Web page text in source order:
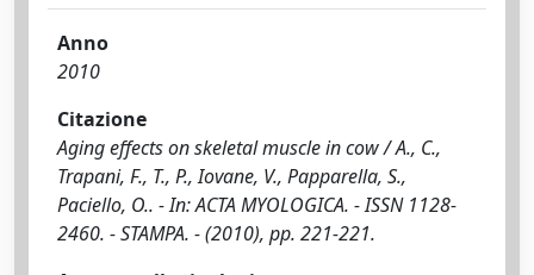
Anno
2010
Citazione
Aging effects on skeletal muscle in cow / A., C.,
Trapani, F., T., P., Iovane, V., Papparella, S.,
Paciello, O.. - In: ACTA MYOLOGICA. - ISSN 1128-
2460. - STAMPA. - (2010), pp. 221-221.